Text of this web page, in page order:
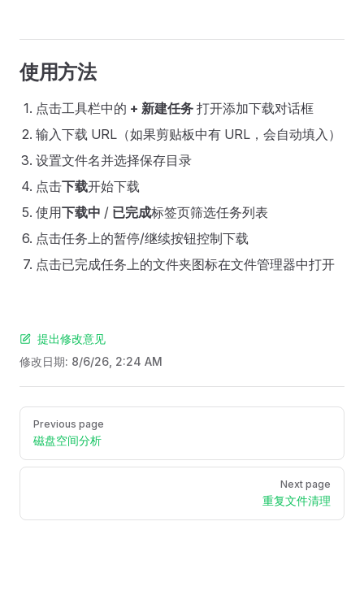
使用方法
点击工具栏中的 + 新建任务 打开添加下载对话框
输入下载 URL（如果剪贴板中有 URL，会自动填入）
设置文件名并选择保存目录
点击下载开始下载
使用下载中 / 已完成标签页筛选任务列表
点击任务上的暂停/继续按钮控制下载
点击已完成任务上的文件夹图标在文件管理器中打开
提出修改意见
修改日期: 8/6/26, 2:24 AM
Pager
Previous page
磁盘空间分析
Next page
重复文件清理